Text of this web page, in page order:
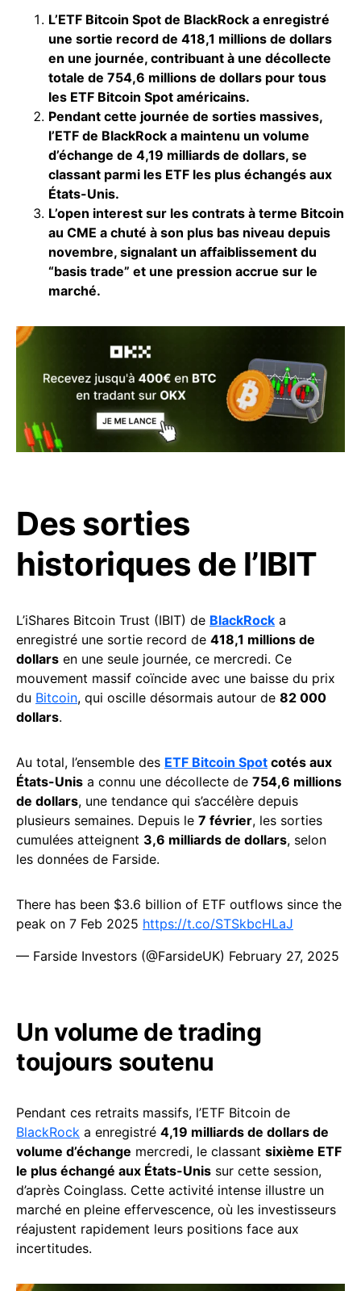
L’ETF Bitcoin Spot de BlackRock a enregistré
une sortie record de 418,1 millions de dollars
en une journée, contribuant à une décollecte
totale de 754,6 millions de dollars pour tous
les ETF Bitcoin Spot américains.
Pendant cette journée de sorties massives,
l’ETF de BlackRock a maintenu un volume
d’échange de 4,19 milliards de dollars, se
classant parmi les ETF les plus échangés aux
États-Unis.
L’open interest sur les contrats à terme Bitcoin
au CME a chuté à son plus bas niveau depuis
novembre, signalant un affaiblissement du
“basis trade” et une pression accrue sur le
marché.
Des sorties
historiques de l’IBIT
L’iShares Bitcoin Trust (IBIT) de BlackRock a
enregistré une sortie record de 418,1 millions de
dollars en une seule journée, ce mercredi. Ce
mouvement massif coïncide avec une baisse du prix
du Bitcoin, qui oscille désormais autour de 82 000
dollars.
Au total, l’ensemble des ETF Bitcoin Spot cotés aux
États-Unis a connu une décollecte de 754,6 millions
de dollars, une tendance qui s’accélère depuis
plusieurs semaines. Depuis le 7 février, les sorties
cumulées atteignent 3,6 milliards de dollars, selon
les données de Farside.
There has been $3.6 billion of ETF outflows since the
peak on 7 Feb 2025 https://t.co/STSkbcHLaJ
— Farside Investors (@FarsideUK) February 27, 2025
Un volume de trading
toujours soutenu
Pendant ces retraits massifs, l’ETF Bitcoin de
BlackRock a enregistré 4,19 milliards de dollars de
volume d’échange mercredi, le classant sixième ETF
le plus échangé aux États-Unis sur cette session,
d’après Coinglass. Cette activité intense illustre un
marché en pleine effervescence, où les investisseurs
réajustent rapidement leurs positions face aux
incertitudes.